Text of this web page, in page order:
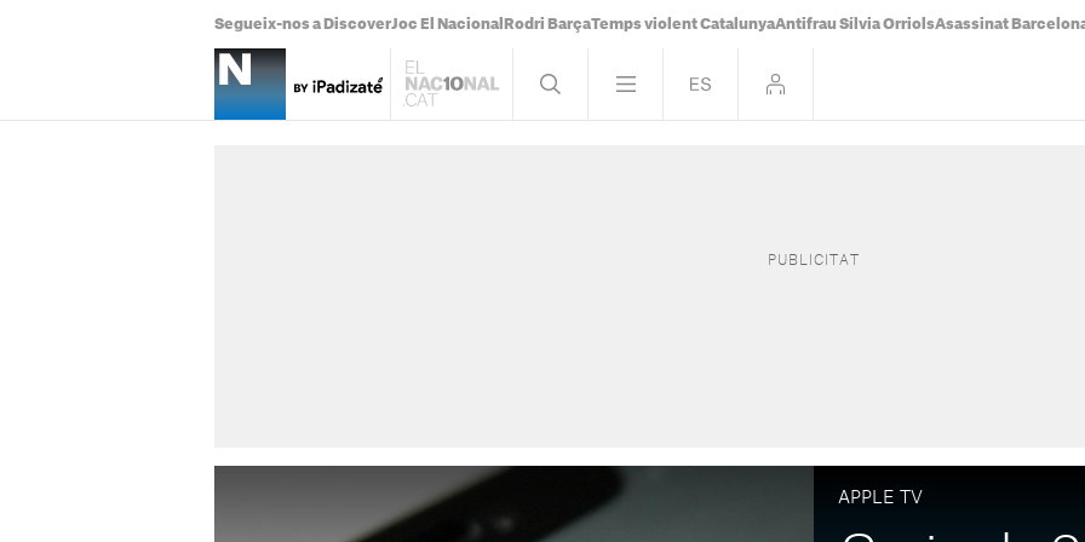
Segueix-nos a DiscoverJoc El Nacional Rodri BarçaTemps violent CatalunyaAntifrau Sílvia OrriolsAsassinat
APPLE TV